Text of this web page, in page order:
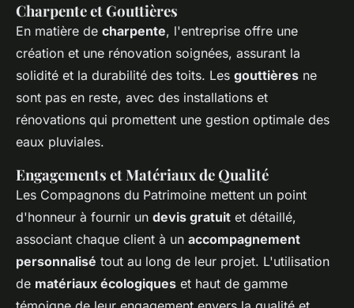
Charpente et Gouttières
En matière de charpente, l'entreprise offre une
création et une rénovation soignées, assurant la
solidité et la durabilité des toits. Les gouttières ne
sont pas en reste, avec des installations et
rénovations qui promettent une gestion optimale des
eaux pluviales.
Engagements et Matériaux de Qualité
Les Compagnons du Patrimoine mettent un point
d'honneur à fournir un devis gratuit et détaillé,
associant chaque client à un accompagnement
personnalisé tout au long de leur projet. L'utilisation
de matériaux écologiques et haut de gamme